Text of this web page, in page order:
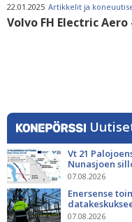
22.01.2025 Artikkelit ja
Volvo FH Electric
Vt 21
Nunasjoen
07.08.2026
Enersense
07.08.2026